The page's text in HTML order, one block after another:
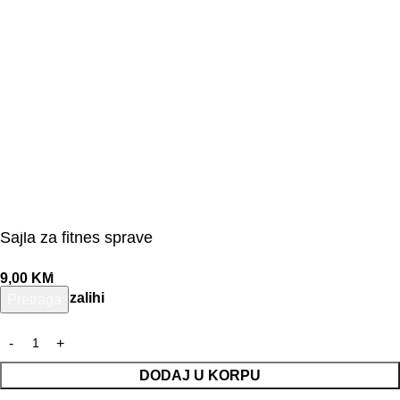
Sajla za fitnes sprave
9,00 KM
2331 na zalihi
DODAJ U KORPU